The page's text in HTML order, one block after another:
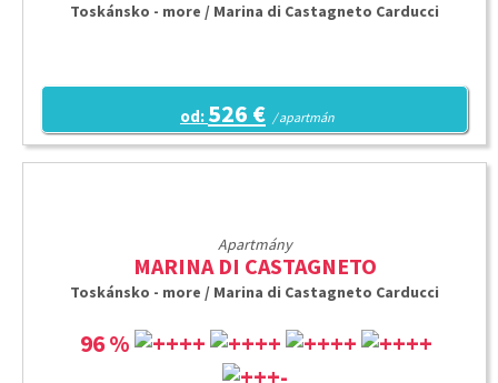
Toskánsko - more / Marina di Castagneto Carducci
od: 526 € / apartmán
Apartmány
MARINA DI CASTAGNETO
Toskánsko - more / Marina di Castagneto Carducci
96 %